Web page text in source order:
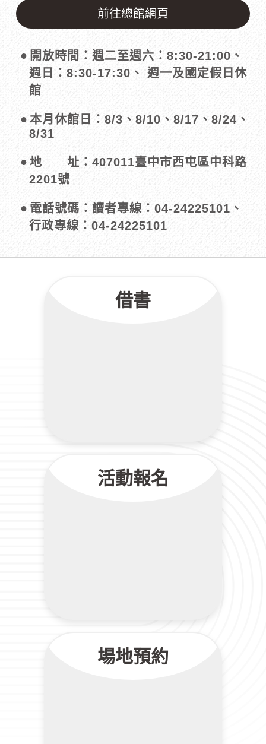
館
清
單
前往總館網頁
開放時間：週二至週六：8:30-21:00、
週日：8:30-17:30、 週一及國定假日休
館
本月休館日：8/3、8/10、8/17、8/24、
8/31
地 址：407011臺中市西屯區中科路
2201號
電話號碼：讀者專線：04-24225101、
行政專線：04-24225101
借書
活動報名
場地預約